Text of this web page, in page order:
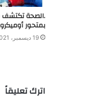
بمتحور
19 ديسمبر، 2021
اترك تعليقاً